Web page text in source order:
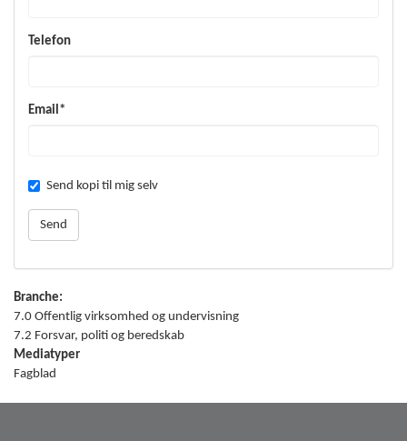
Telefon
Email*
Send kopi til mig selv
Branche:
7.0 Offentlig virksomhed og undervisning
7.2 Forsvar, politi og beredskab
Mediatyper
Fagblad